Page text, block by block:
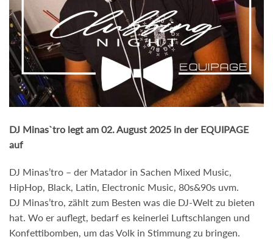
DJ Minas`tro legt am 02. August 2025 in der EQUIPAGE
auf
DJ Minas’tro – der Matador in Sachen Mixed Music,
HipHop, Black, Latin, Electronic Music, 80s&90s uvm.
DJ Minas’tro, zählt zum Besten was die DJ-Welt zu bieten
hat. Wo er auflegt, bedarf es keinerlei Luftschlangen und
Konfettibomben, um das Volk in Stimmung zu bringen.